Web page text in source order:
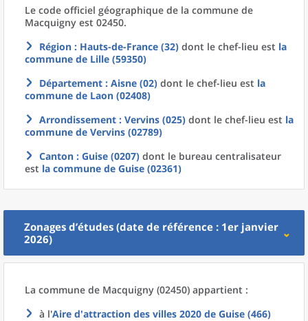
Le code officiel géographique de la commune de
Macquigny est 02450.
Région : Hauts-de-France (32) dont le chef-lieu est la
commune de Lille (59350)
Département : Aisne (02) dont le chef-lieu est la
commune de Laon (02408)
Arrondissement : Vervins (025) dont le chef-lieu est la
commune de Vervins (02789)
Canton : Guise (0207) dont le bureau centralisateur
est la commune de Guise (02361)
Zonages d’études (date de référence : 1er janvier
2026)
La commune de Macquigny (02450) appartient :
à l'Aire d'attraction des villes 2020 de Guise (466)